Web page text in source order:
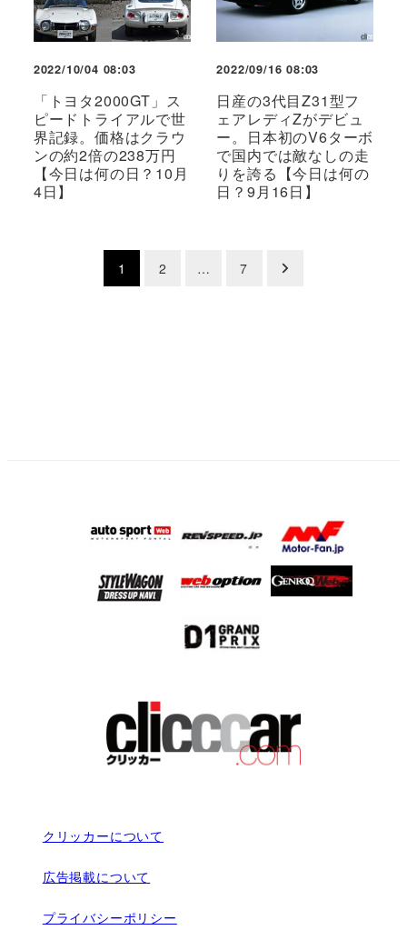
2022/10/04 08:03
「トヨタ2000GT」ス
ピードトライアルで世
界記録。価格はクラウ
ンの約2倍の238万円
【今日は何の日？10月
4日】
2022/09/16 08:03
日産の3代目Z31型フ
ェアレディZがデビュ
ー。日本初のV6ターボ
で国内では敵なしの走
りを誇る【今日は何の
日？9月16日】
1 2 … 7
クリッカーについて
広告掲載について
プライバシーポリシー